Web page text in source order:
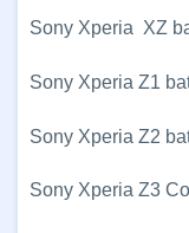
Sony Xperia XZ
Sony Xperia Z1
Sony Xperia Z2
Sony Xperia Z3